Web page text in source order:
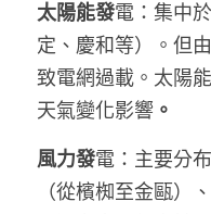
太陽能發電：集中
定、慶和等）。但
致電網過載。太陽
天氣變化影響 。
風力發電：主要分
（從檳椥至金甌）